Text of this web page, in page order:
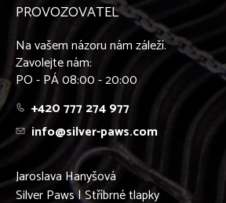
PROVOZOVATEL
Na vašem názoru nám záleží.
Zavolejte nám:
PO - PÁ 08:00 - 20:00
+420 777 274 977
info@silver-paws.com
Jaroslava Hanyšová
Silver Paws | Stříbrné tlapky